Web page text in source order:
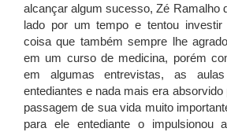
alcançar algum sucesso, Zé Ramalho
lado por um tempo e tentou investir
coisa que também sempre lhe
em um curso de medicina, porém
em algumas entrevistas, as
entediantes e nada mais era
passagem de sua vida muito
para ele entediante o impulsionou